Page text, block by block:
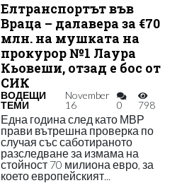
Елтранспортът във
Враца – далавера за €70
млн. на мушката на
прокурор №1 Лаура
Кьовеши, отзад е бос от
СИК
ВОДЕЩИ
ТЕМИ
November
16
0 798
Една година след като МВР
прави вътрешна проверка по
случая със саботираното
разследване за измама на
стойност 70 милиона евро, за
което европейският...